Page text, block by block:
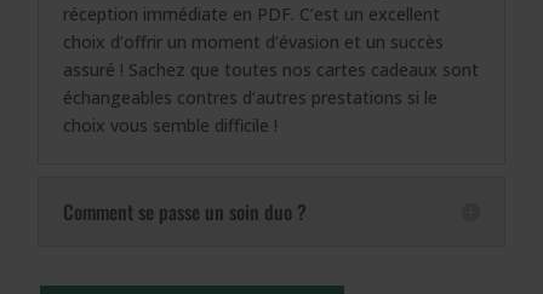
réception immédiate en PDF. C’est un excellent
choix d’offrir un moment d’évasion et un succès
assuré ! Sachez que toutes nos cartes cadeaux sont
échangeables contres d’autres prestations si le
choix vous semble difficile !
Comment se passe un soin duo ?